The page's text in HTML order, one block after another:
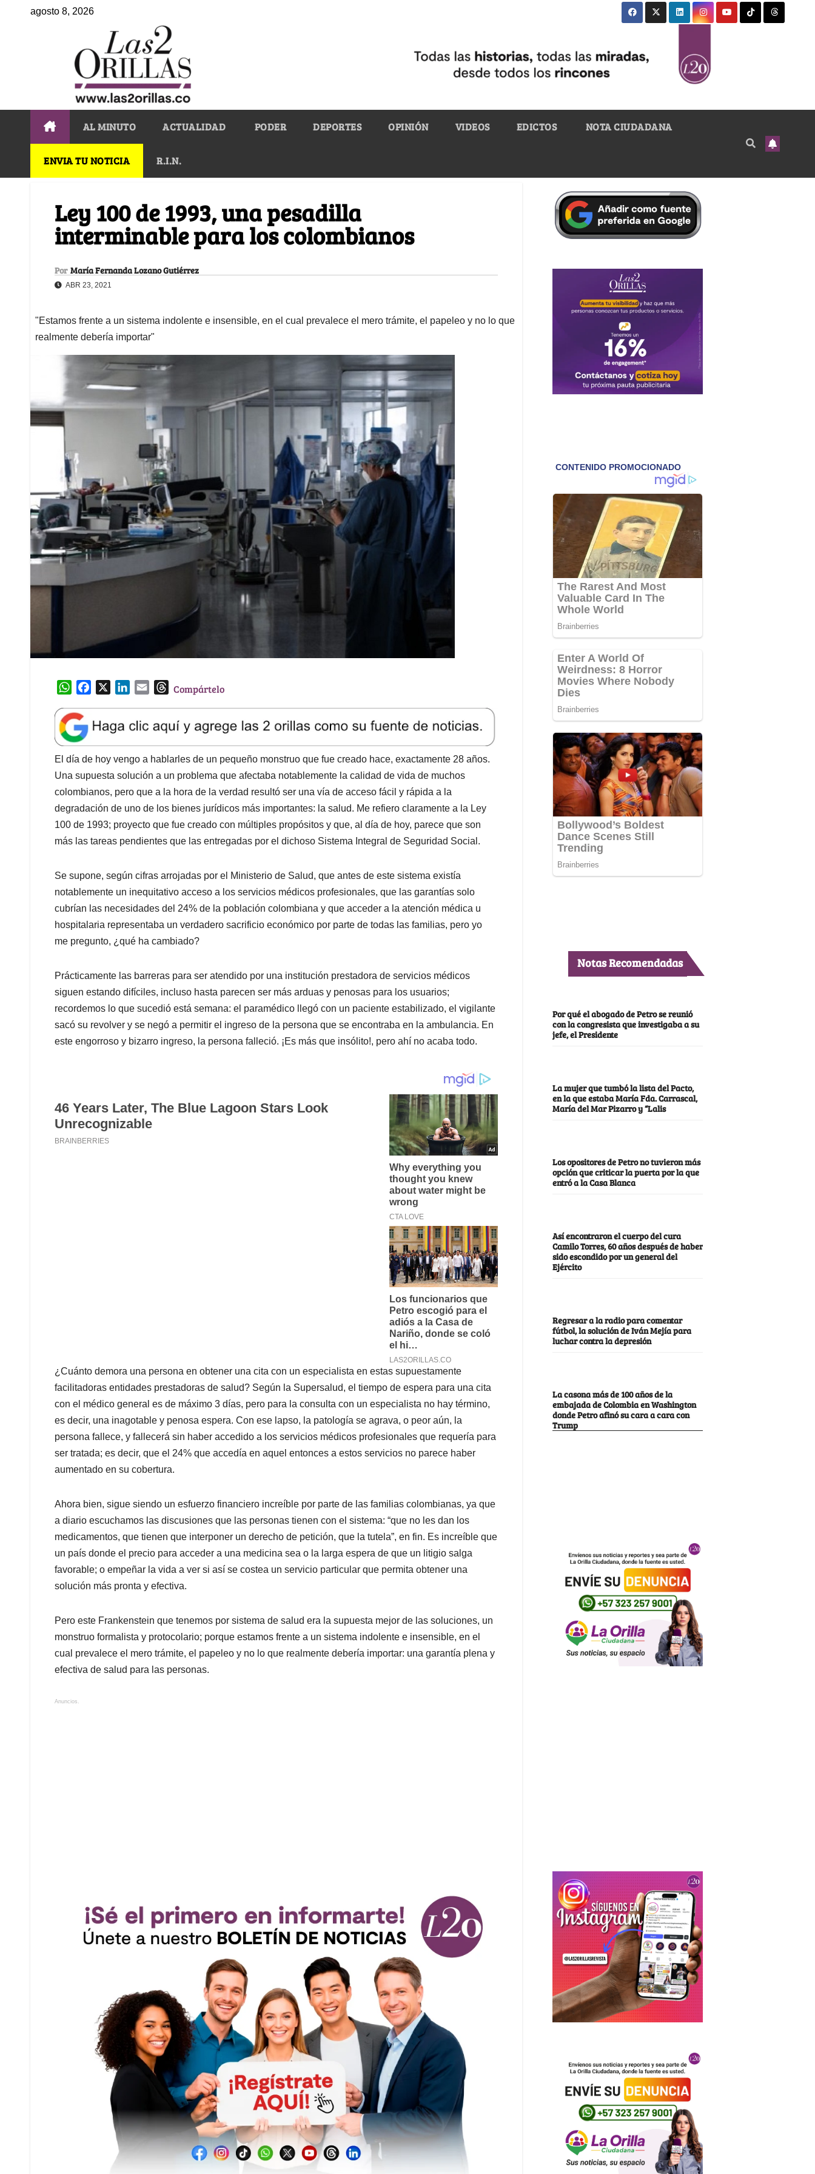
agosto 8, 2026
AL MINUTO ACTUALIDAD PODER DEPORTES OPINIÓN VIDEOS EDICTOS NOTA CIUDADANA
ENVIA TU NOTICIA R.I.N.
Ley 100 de 1993, una pesadilla
interminable para los colombianos
Por María Fernanda Lozano Gutiérrez
ABR 23, 2021
"Estamos frente a un sistema indolente e insensible, en el cual prevalece el mero trámite, el papeleo y no lo que
realmente debería importar"
W
a
t
s
A
p
p
e
b
o
o
k
k
e
d
I
n
l
T
e
a
d
s
Compártelo
El día de hoy vengo a hablarles de un pequeño monstruo que fue creado hace, exactamente 28 años.
Una supuesta solución a un problema que afectaba notablemente la calidad de vida de muchos
colombianos, pero que a la hora de la verdad resultó ser una vía de acceso fácil y rápida a la
degradación de uno de los bienes jurídicos más importantes: la salud. Me refiero claramente a la Ley
100 de 1993; proyecto que fue creado con múltiples propósitos y que, al día de hoy, parece que son
más las tareas pendientes que las entregadas por el dichoso Sistema Integral de Seguridad Social.
Se supone, según cifras arrojadas por el Ministerio de Salud, que antes de este sistema existía
notablemente un inequitativo acceso a los servicios médicos profesionales, que las garantías solo
cubrían las necesidades del 24% de la población colombiana y que acceder a la atención médica u
hospitalaria representaba un verdadero sacrificio económico por parte de todas las familias, pero yo
me pregunto, ¿qué ha cambiado?
Prácticamente las barreras para ser atendido por una institución prestadora de servicios médicos
siguen estando difíciles, incluso hasta parecen ser más arduas y penosas para los usuarios;
recordemos lo que sucedió está semana: el paramédico llegó con un paciente estabilizado, el vigilante
sacó su revolver y se negó a permitir el ingreso de la persona que se encontraba en la ambulancia. En
este engorroso y bizarro ingreso, la persona falleció. ¡Es más que insólito!, pero ahí no acaba todo.
¿Cuánto demora una persona en obtener una cita con un especialista en estas supuestamente
facilitadoras entidades prestadoras de salud? Según la Supersalud, el tiempo de espera para una cita
con el médico general es de máximo 3 días, pero para la consulta con un especialista no hay término,
es decir, una inagotable y penosa espera. Con ese lapso, la patología se agrava, o peor aún, la
persona fallece, y fallecerá sin haber accedido a los servicios médicos profesionales que requería para
ser tratada; es decir, que el 24% que accedía en aquel entonces a estos servicios no parece haber
aumentado en su cobertura.
Ahora bien, sigue siendo un esfuerzo financiero increíble por parte de las familias colombianas, ya que
a diario escuchamos las discusiones que las personas tienen con el sistema: “que no les dan los
medicamentos, que tienen que interponer un derecho de petición, que la tutela”, en fin. Es increíble que
un país donde el precio para acceder a una medicina sea o la larga espera de que un litigio salga
favorable; o empeñar la vida a ver si así se costea un servicio particular que permita obtener una
solución más pronta y efectiva.
Pero este Frankenstein que tenemos por sistema de salud era la supuesta mejor de las soluciones, un
monstruo formalista y protocolario; porque estamos frente a un sistema indolente e insensible, en el
cual prevalece el mero trámite, el papeleo y no lo que realmente debería importar: una garantía plena y
efectiva de salud para las personas.
Anuncios.
Notas Recomendadas
Por qué el abogado de Petro se reunió
con la congresista que investigaba a su
jefe, el Presidente
La mujer que tumbó la lista del Pacto,
en la que estaba María Fda. Carrascal,
María del Mar Pizarro y “Lalis
Los opositores de Petro no tuvieron más
opción que criticar la puerta por la que
entró a la Casa Blanca
Así encontraron el cuerpo del cura
Camilo Torres, 60 años después de haber
sido escondido por un general del
Ejército
Regresar a la radio para comentar
fútbol, la solución de Iván Mejía para
luchar contra la depresión
La casona más de 100 años de la
embajada de Colombia en Washington
donde Petro afinó su cara a cara con
Trump